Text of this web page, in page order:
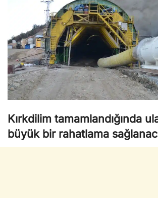
Kırkdilim tamamlandığında
büyük bir rahatlama